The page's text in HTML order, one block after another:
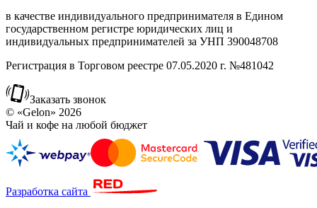
в качестве индивидуального предпринимателя в Едином
государственном регистре юридических лиц и
индивидуальных предпринимателей за УНП 390048708
Регистрация в Торговом реестре 07.05.2020 г. №481042
Заказать звонок
© «Gelon» 2026
Чай и кофе на любой бюджет
Разработка сайта